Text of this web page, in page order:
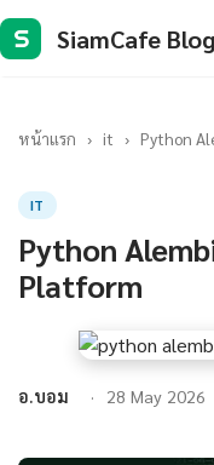
S SiamCafe Blog
หน้าแรก › it › Python
IT
Python
Platform
อ.บอม 28 May 2026